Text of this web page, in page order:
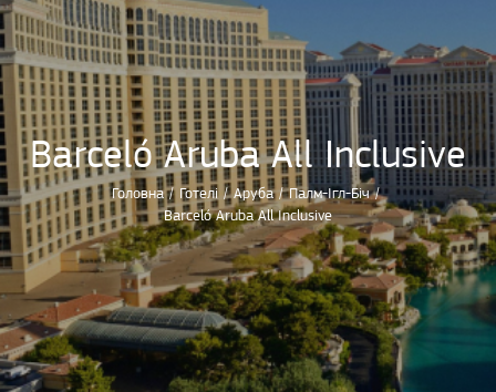
Barceló Aruba All Inclusive
Головна / Готелі / Аруба / Палм-Ігл-Біч /
Barceló Aruba All Inclusive